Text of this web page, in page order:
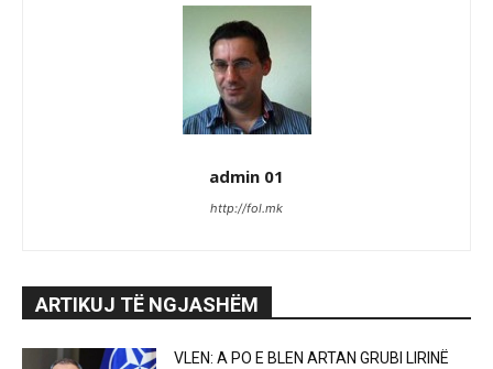
admin 01
http://fol.mk
ARTIKUJ TË NGJASHËM
VLEN: A PO E BLEN ARTAN GRUBI LIRINË